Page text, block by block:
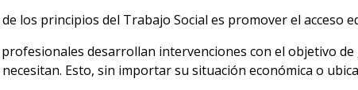
los principios del Trabajo Social es promover el acceso
desarrollan intervenciones con el objetivo
Esto, sin importar su situación económica o